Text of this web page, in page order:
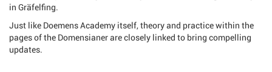
in Gräfelfing.
Just like Doemens Academy itself, theory and practice within the
pages of the Domensianer are closely linked to bring compelling
updates.